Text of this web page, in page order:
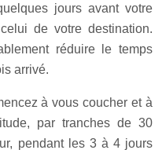
jours avant votre
de votre destination.
réduire le temps
arrivé.
à vous coucher et à
par tranches de 30
pendant les 3 à 4 jours